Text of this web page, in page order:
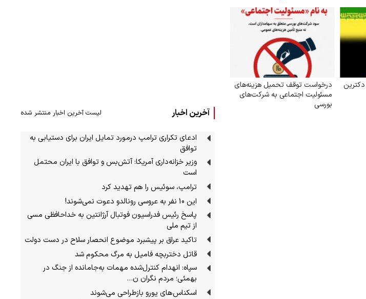
درخواست توقف تحمیل هزینه‌های
مسئولیت اجتماعی به شرکت‌های
بورسی
آخرین اخبار لیست آخرین اخبار منتشر شده
ادعای تکراری ترامپ درمورد تمایل ایران برای دستیابی به
توافق
وزیر خزانه‌داری آمریکا: آتش‌بس و توافق با ایران محتمل
است
ترامپ، سوئیس را هم تهدید کرد
این 10 نفر به عروسی رونالدو دعوت نمی‌شوند!
پاسخ رئیس فدراسیون فوتبال آرژانتین به خداحافظی مسی
از تیم ملی
تاکید عراق بر پیشبرد موضوع انحصار سلاح در دست دولت
قاتل دختربچه فامیل به مرگ محکوم شد
سپاه: انهدام کنترل‌شده مهمات به‌جامانده از جنگ در
بهمئی؛ مردم نگران ن…
اسکناس‌های یورو بازطراحی می‌شوند